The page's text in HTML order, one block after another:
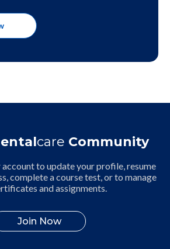
care Community
account to update your profile, resume
complete a course test, or to manage
and assignments.
Join Now